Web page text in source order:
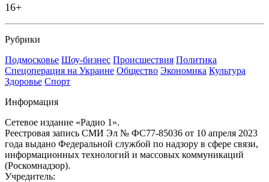
16+
Рубрики
Подмосковье Шоу-бизнес Происшествия Политика
Спецоперация на Украине Общество Экономика Культура
Здоровье Спорт
Информация
Сетевое издание «Радио 1».
Реестровая запись СМИ Эл № ФС77-85036 от 10 апреля 2023
года выдано Федеральной службой по надзору в сфере связи,
информационных технологий и массовых коммуникаций
(Роскомнадзор).
Учредитель: